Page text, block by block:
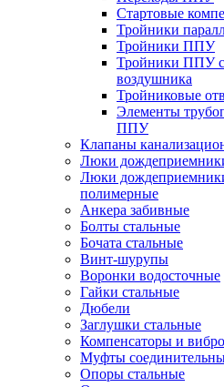
Стартовые
Тройники
Тройники ППУ
Тройники ППУ
воздушника
Тройниковые
Элементы
ППУ
Клапаны
Люки
Люки
полимерные
Анкера забивные
Болты стальные
Бочата стальные
Винт-шурупы
Воронки водосточные
Гайки стальные
Дюбели
Заглушки стальные
Компенсаторы и
Муфты
Опоры стальные